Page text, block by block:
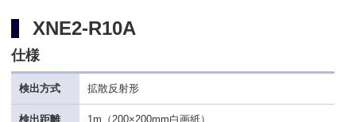
XNE2-R10A
仕様
検出方式 拡散反射形
検出距離 1m（200×200mm白画紙）